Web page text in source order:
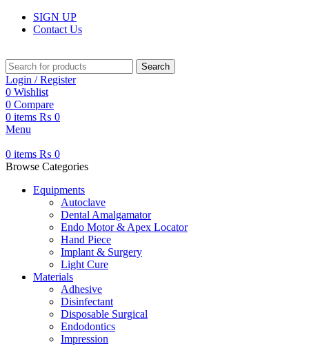
SIGN UP
Contact Us
Search
Login / Register
0 Wishlist
0 Compare
0 items ₨ 0
Menu
0 items ₨ 0
Browse Categories
Equipments
Autoclave
Dental Amalgamator
Endo Motor & Apex Locator
Hand Piece
Implant & Surgery
Light Cure
Materials
Adhesive
Disinfectant
Disposable Surgical
Endodontics
Impression